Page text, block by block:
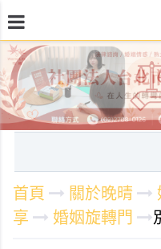
最新消息 關於晚
首頁 關於晚晴
享
婚姻旋轉門